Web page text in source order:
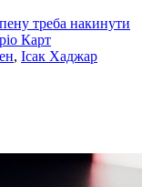
треба накинути
Карт
, Ісак Хаджар